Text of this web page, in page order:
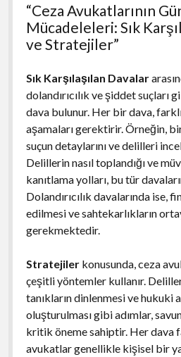
“Ceza Avukatlarının
Mücadeleleri: Sık
ve Stratejiler”
Sık Karşılaşılan Davalar
dolandırıcılık ve şiddet suçları
dava bulunur. Her bir dava,
aşamaları gerektirir. Örneğin, bir
suçun detaylarını ve delilleri
Delillerin nasıl toplandığı ve
kanıtlama yolları, bu tür
Dolandırıcılık davalarında ise,
edilmesi ve sahtekarlıkların
gerekmektedir.
Stratejilerkonusunda, ceza
çeşitli yöntemler kullanır.
tanıkların dinlenmesi ve hukuki
oluşturulması gibi adımlar,
kritik öneme sahiptir. Her dava
avukatlar genellikle kişisel bir